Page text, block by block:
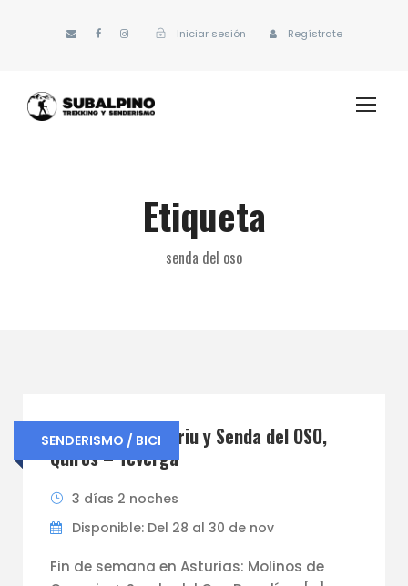
Iniciar sesión Regístrate
Etiqueta
senda del oso
SENDERISMO / BICI
Molinos de Corroriu y Senda del OSO,
Quirós – Teverga
3 días 2 noches
Disponible: Del 28 al 30 de nov
Fin de semana en Asturias: Molinos de